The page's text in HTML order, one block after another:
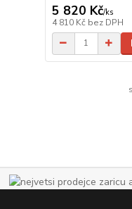
5 820 Kč/ks
4 810 Kč bez DPH